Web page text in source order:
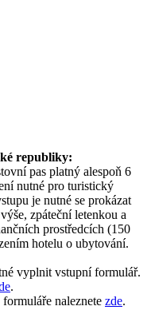
republiky:
pas platný alespoň 6
nutné pro turistický
je nutné se prokázat
zpáteční letenkou a
prostředcích (150
hotelu o ubytování.
vyplnit vstupní formulář.
.
naleznete zde.